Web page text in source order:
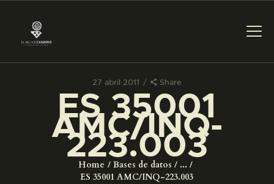
27 abril 2011 Share
ES 35001
AMC/INQ-
223.003
Home Bases de datos
...
ES 35001 AMC/INQ-223.003
PREPARAR LA VISITA
ACTIVIDADES